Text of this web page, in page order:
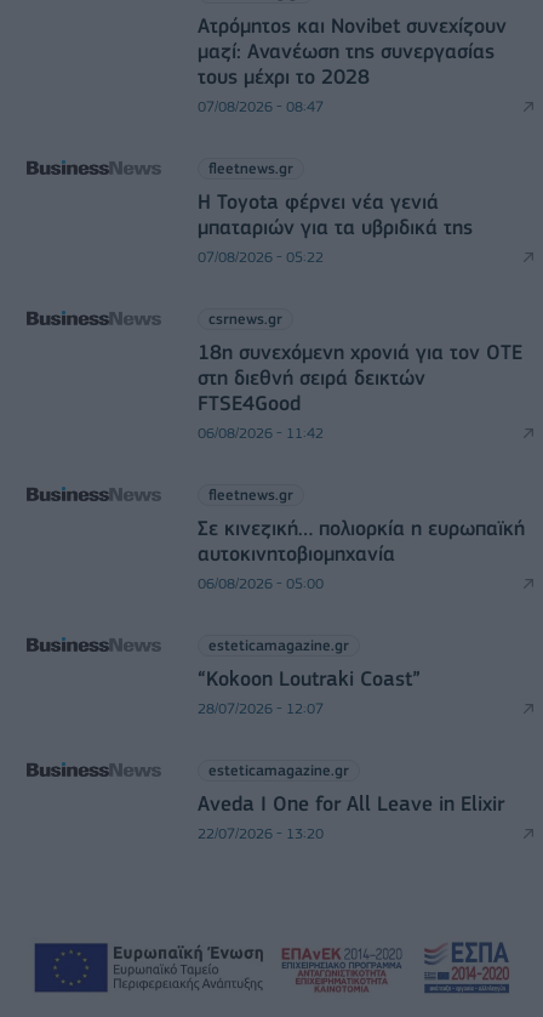
Ατρόμητος και Novibet συνεχίζουν
μαζί: Ανανέωση της συνεργασίας
τους μέχρι το 2028
07/08/2026 - 08:47
fleetnews.gr
Η Toyota φέρνει νέα γενιά
μπαταριών για τα υβριδικά της
07/08/2026 - 05:22
csrnews.gr
18η συνεχόμενη χρονιά για τον ΟΤΕ
στη διεθνή σειρά δεικτών
FTSE4Good
06/08/2026 - 11:42
fleetnews.gr
Σε κινεζική… πολιορκία η ευρωπαϊκή
αυτοκινητοβιομηχανία
06/08/2026 - 05:00
esteticamagazine.gr
“Kokoon Loutraki Coast”
28/07/2026 - 12:07
esteticamagazine.gr
Aveda I One for All Leave in Elixir
22/07/2026 - 13:20